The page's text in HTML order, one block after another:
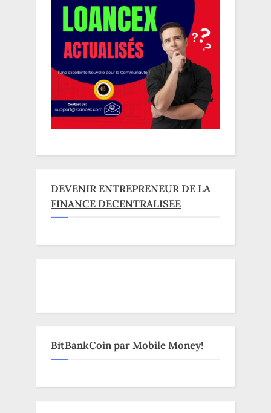
DEVENIR ENTREPRENEUR DE LA
FINANCE DECENTRALISEE
BitBankCoin par Mobile Money!